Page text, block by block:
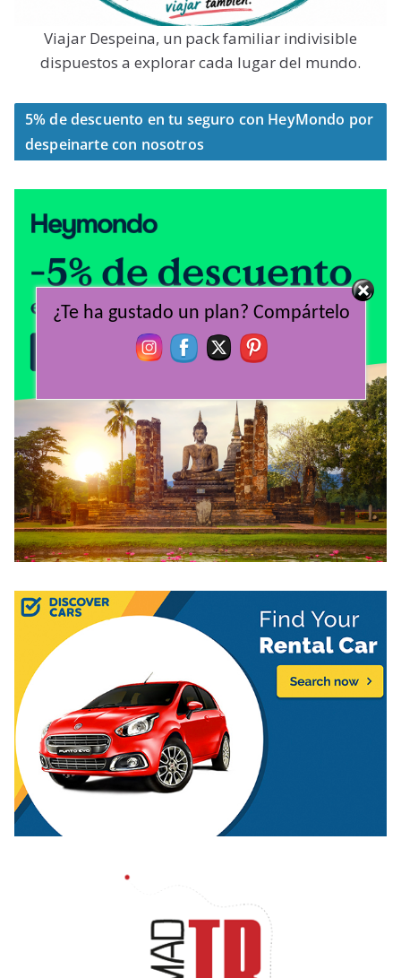
Viajar Despeina, un pack familiar indivisible
dispuestos a explorar cada lugar del mundo.
5% de descuento en tu seguro con HeyMondo por
despeinarte con nosotros
¿Te ha gustado un plan? Compártelo